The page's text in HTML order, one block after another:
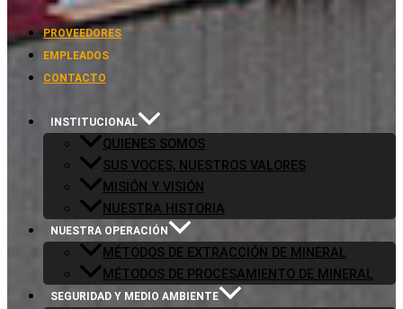
PROVEEDORES
EMPLEADOS
CONTACTO
INSTITUCIONAL
QUIENES SOMOS
SUS VOCES, NUESTROS VALORES
MISIÓN Y VISIÓN
NUESTRA HISTORIA
NUESTRA OPERACIÓN
MÉTODOS DE EXTRACCIÓN DE MINERAL
MÉTODOS DE PROCESAMIENTO DE MINERAL
SEGURIDAD Y MEDIO AMBIENTE